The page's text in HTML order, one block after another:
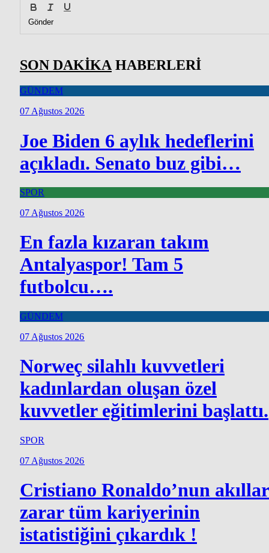
Gönder
SON DAKİKA HABERLERİ
GÜNDEM
07 Ağustos 2026
Joe Biden 6 aylık hedeflerini
açıkladı. Senato buz gibi…
SPOR
07 Ağustos 2026
En fazla kızaran takım
Antalyaspor! Tam 5
futbolcu….
GÜNDEM
07 Ağustos 2026
Norweç silahlı kuvvetleri
kadınlardan oluşan özel
kuvvetler eğitimlerini başlattı.
SPOR
07 Ağustos 2026
Cristiano Ronaldo’nun
zarar tüm kariyerinin
istatistiğini çıkardık !